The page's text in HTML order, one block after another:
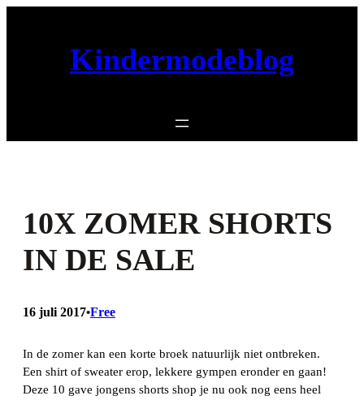
Kindermodeblog
10X ZOMER SHORTS
IN DE SALE
16 juli 2017•Free
In de zomer kan een korte broek natuurlijk niet ontbreken.
Een shirt of sweater erop, lekkere gympen eronder en gaan!
Deze 10 gave jongens shorts shop je nu ook nog eens heel